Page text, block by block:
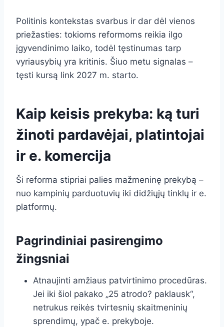
Politinis kontekstas svarbus ir dar dėl vienos
priežasties: tokioms reformoms reikia ilgo
įgyvendinimo laiko, todėl tęstinumas tarp
vyriausybių yra kritinis. Šiuo metu signalas –
tęsti kursą link 2027 m. starto.
Kaip keisis prekyba: ką turi
žinoti pardavėjai, platintojai
ir e. komercija
Ši reforma stipriai palies mažmeninę prekybą –
nuo kampinių parduotuvių iki didžiųjų tinklų ir e.
platformų.
Pagrindiniai pasirengimo
žingsniai
Atnaujinti amžiaus patvirtinimo procedūras.
Jei iki šiol pakako „25 atrodo? paklausk“,
netrukus reikės tvirtesnių skaitmeninių
sprendimų, ypač e. prekyboje.